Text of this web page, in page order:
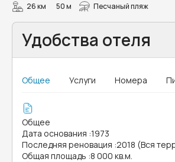
26 км 50 м Песчаный пляж
Удобства отеля
Общее Услуги Номера
Общее
Дата основания :1973
Последняя реновация :2018 (Вся
Общая площадь :8 000 кв.м.